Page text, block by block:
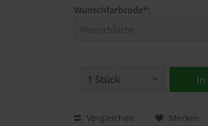
Wunschfarbcode*:
In
Vergleichen
Merken